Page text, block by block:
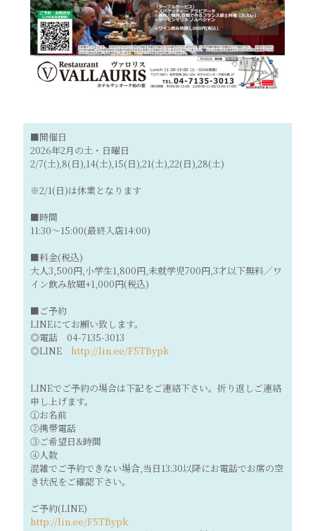
■開催日
2026年2月の土・日曜日
2/7(土),8(日),14(土),15(日),21(土),22(日),28(土)
※2/1(日)は休業となります
■時間
11:30～15:00(最終入店14:00)
■料金(税込)
大人3,500円,小学生1,800円,未就学児700円,3才以下無料／ワ
イン飲み放題+1,000円(税込)
■ご予約
LINEにてお願い致します。
◎電話 04-7135-3013
◎LINE http://lin.ee/F5TBypk
LINEでご予約の場合は下記をご連絡下さい。折り返しご連絡
申し上げます。
①お名前
②携帯電話
③ご希望日&時間
④人数
混雑でご予約できない場合,当日13:30以降にお電話でお席の空
き状況をご確認下さい。
ご予約(LINE)
http://lin.ee/F5TBypk